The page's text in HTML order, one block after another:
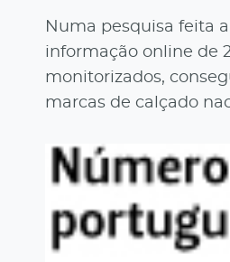
Numa pesquisa feita
informação online de
monitorizados,
marcas de calçado